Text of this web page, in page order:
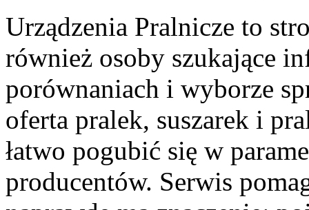
Urządzenia Pralnicze to
również osoby szukające
porównaniach i wyborze
oferta pralek, suszarek i
łatwo pogubić się w
producentów. Serwis